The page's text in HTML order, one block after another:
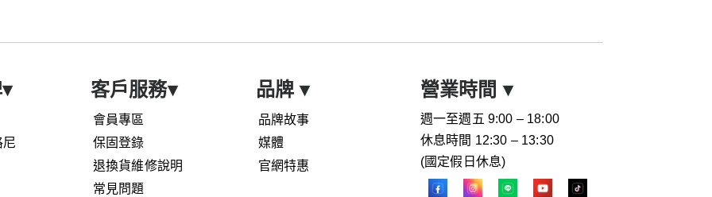
▾ 客戶服務▾
會員專區
保固登錄
退換貨維修說明
常見問題
品牌 ▾
品牌故事
媒體
官網特惠
營業時間 ▾
週一至週五 9:00 – 18:00
休息時間 12:30 – 13:30
(國定假日休息)